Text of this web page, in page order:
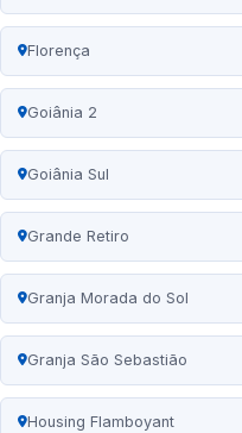
Florença
Goiânia 2
Goiânia Sul
Grande Retiro
Granja Morada do Sol
Granja São Sebastião
Housing Flamboyant